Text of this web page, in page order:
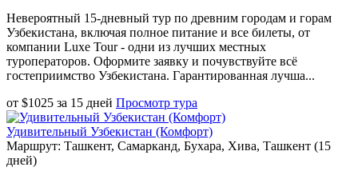
Невероятный 15-дневный тур по древним городам и горам
Узбекистана, включая полное питание и все билеты, от
компании Luxe Tour - одни из лучших местных
туроператоров. Оформите заявку и почувствуйте всё
гостеприимство Узбекистана. Гарантированная лучша...
от $1025 за 15 дней Просмотр тура
Удивительный Узбекистан (Комфорт)
Маршрут: Ташкент, Самарканд, Бухара, Хива, Ташкент (15
дней)